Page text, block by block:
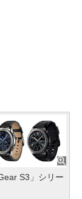
Gear S3」シリー